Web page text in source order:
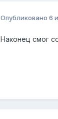
Опубликовано 6
Наконец смог